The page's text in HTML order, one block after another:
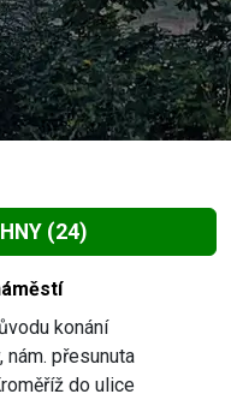
(24)
konání
přesunuta
do ulice